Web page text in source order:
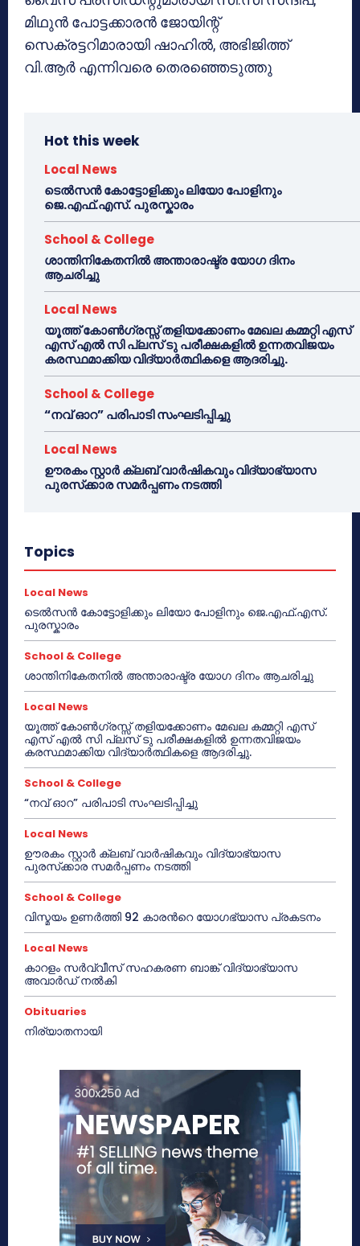
മിഥുൻ പോട്ടക്കാരൻ ജോയിന്റ്
സെക്രട്ടറിമാരായി ഷാഹിൽ, അഭിജിത്ത്
വി.ആർ എന്നിവരെ തെരഞ്ഞെടുത്തു
Hot this week
Local News
ടെൽസൻ കോട്ടോളിക്കും ലിയോ പോളിനും
ജെ.എഫ്.എസ്. പുരസ്കാരം
School & College
ശാന്തിനികേതനിൽ അന്താരാഷ്ട്ര യോഗ ദിനം
ആചരിച്ചു
Local News
യൂത്ത് കോൺഗ്രസ്സ് തളിയക്കോണം മേഖല കമ്മറ്റി എസ്
എസ് എൽ സി പ്ലസ് ടു പരീക്ഷകളിൽ ഉന്നതവിജയം
കരസ്ഥമാക്കിയ വിദ്യാർത്ഥികളെ ആദരിച്ചു.
School & College
“നവ് ഓറ” പരിപാടി സംഘടിപ്പിച്ചു
Local News
ഊരകം സ്റ്റാർ ക്ലബ് വാർഷികവും വിദ്യാഭ്യാസ
പുരസ്‌ക്കാര സമർപ്പണം നടത്തി
Topics
Local News
ടെൽസൻ കോട്ടോളിക്കും ലിയോ പോളിനും ജെ.എഫ്.എസ്.
പുരസ്കാരം
School & College
ശാന്തിനികേതനിൽ അന്താരാഷ്ട്ര യോഗ ദിനം ആചരിച്ചു
Local News
യൂത്ത് കോൺഗ്രസ്സ് തളിയക്കോണം മേഖല കമ്മറ്റി എസ്
എസ് എൽ സി പ്ലസ് ടു പരീക്ഷകളിൽ ഉന്നതവിജയം
കരസ്ഥമാക്കിയ വിദ്യാർത്ഥികളെ ആദരിച്ചു.
School & College
“നവ് ഓറ” പരിപാടി സംഘടിപ്പിച്ചു
Local News
ഊരകം സ്റ്റാർ ക്ലബ് വാർഷികവും വിദ്യാഭ്യാസ
പുരസ്‌ക്കാര സമർപ്പണം നടത്തി
School & College
വിസ്മയം ഉണർത്തി 92 കാരൻറെ യോഗഭ്യാസ പ്രകടനം
Local News
കാറളം സർവ്വീസ് സഹകരണ ബാങ്ക് വിദ്യാഭ്യാസ
അവാർഡ് നൽകി
Obituaries
നിര്യാതനായി